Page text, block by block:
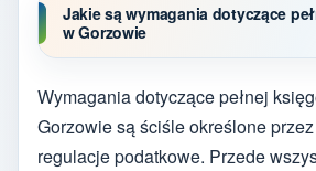
Jakie są wymagania dotyczące
w Gorzowie
Wymagania dotyczące pełnej
Gorzowie są ściśle określone
regulacje podatkowe. Przede